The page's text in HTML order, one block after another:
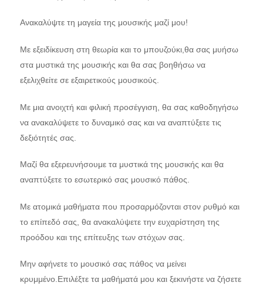
Ανακαλύψτε τη μαγεία της μουσικής μαζί μου!
Με εξειδίκευση στη θεωρία και τo μπουζούκι,θα σας μυήσω
στα μυστικά της μουσικής και θα σας βοηθήσω να
εξελιχθείτε σε εξαιρετικούς μουσικούς.
Με μια ανοιχτή και φιλική προσέγγιση, θα σας καθοδηγήσω
να ανακαλύψετε το δυναμικό σας και να αναπτύξετε τις
δεξιότητές σας.
Μαζί θα εξερευνήσουμε τα μυστικά της μουσικής και θα
αναπτύξετε το εσωτερικό σας μουσικό πάθος.
Με ατομικά μαθήματα που προσαρμόζονται στον ρυθμό και
το επίπεδό σας, θα ανακαλύψετε την ευχαρίστηση της
προόδου και της επίτευξης των στόχων σας.
Μην αφήνετε το μουσικό σας πάθος να μείνει
κρυμμένο.Επιλέξτε τα μαθήματά μου και ξεκινήστε να ζήσετε